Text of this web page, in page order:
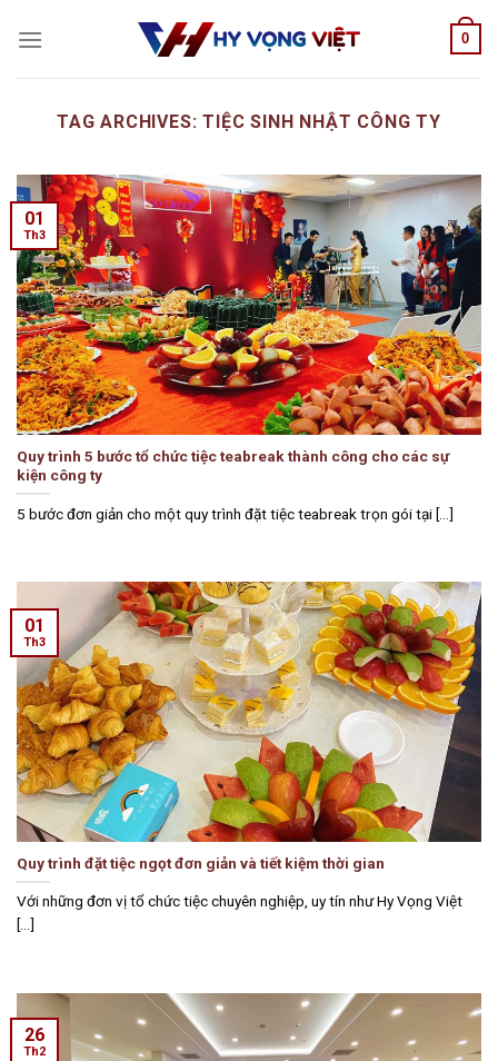
0
TAG ARCHIVES:TIỆC SINH NHẬT CÔNG TY
Quy trình 5 bước tổ chức tiệc teabreak thành công cho các sự
kiện công ty
5 bước đơn giản cho một quy trình đặt tiệc teabreak trọn gói tại [...]
01
Th3
Quy trình đặt tiệc ngọt đơn giản và tiết kiệm thời gian
Với những đơn vị tổ chức tiệc chuyên nghiệp, uy tín như Hy Vọng Việt
[...]
01
Th3
26
Th2